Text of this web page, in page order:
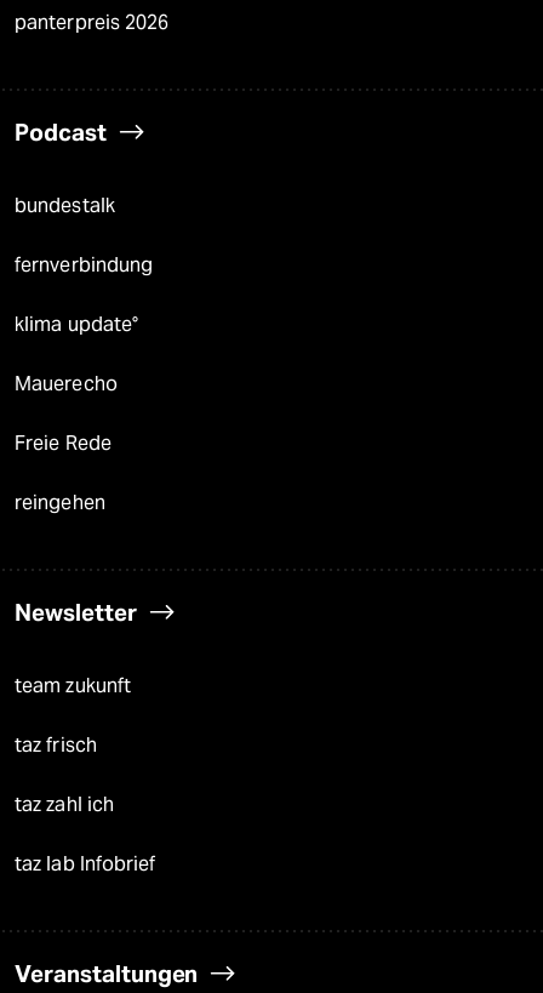
panterpreis 2026
Podcast
bundestalk
fernverbindung
klima update°
Mauerecho
Freie Rede
reingehen
Newsletter
team zukunft
taz frisch
taz zahl ich
taz lab Infobrief
Veranstaltungen